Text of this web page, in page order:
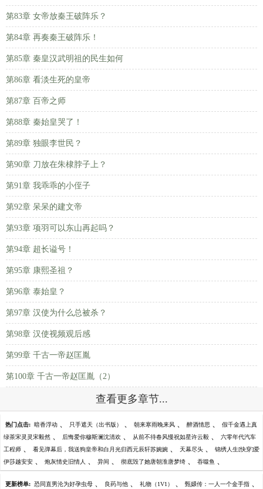
第83章 女帝放秦王破阵乐？
第84章 再奏秦王破阵乐！
第85章 秦皇汉武明祖的民生如何
第86章 看淡生死的皇帝
第87章 百帝之师
第88章 秦始皇哭了！
第89章 独眼李世民？
第90章 刀放在朱棣脖子上？
第91章 我乖乖的小侄子
第92章 呆呆的建文帝
第93章 项羽可以东山再起吗？
第94章 超长谥号！
第95章 康熙圣祖？
第96章 泰始皇？
第97章 汉使为什么总被杀？
第98章 汉使视频观后感
第99章 千古一帝赵匡胤
第100章 千古一帝赵匡胤（2）
查看更多章节...
热门点击: 暗香浮动 、 只手遮天（出书版） 、 朝来寒雨晚来风 、 醉酒情思 、 假千金遇上真
绿茶宋灵灵宋毅然 、 后悔爱你穆斯澜沈清欢 、 从前不待春风慢祝如星许云毅 、 六零年代汽车
工程师 、 看见弹幕后，我送狗皇帝和白月光归西元辰轩苏婉婉 、 天幕尽头 、 锦绣人生[快穿]爱
伊莎越安安 、 炮灰情史旧情人 、 异间 、 彻底毁了她唐朝淮唐梦绮 、 吞噬鱼 、
更新榜单: 恐同直男沦为好孕虫母 、 良药与他 、 礼物（1V1） 、 甄嬛传：一人一个金手指 、